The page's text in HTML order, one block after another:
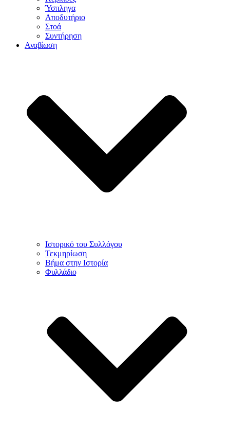
Ύσπληγα
Αποδυτήριο
Στοά
Συντήρηση
Αναβίωση
Ιστορικό του Συλλόγου
Τεκμηρίωση
Βήμα στην Ιστορία
Φυλλάδιο